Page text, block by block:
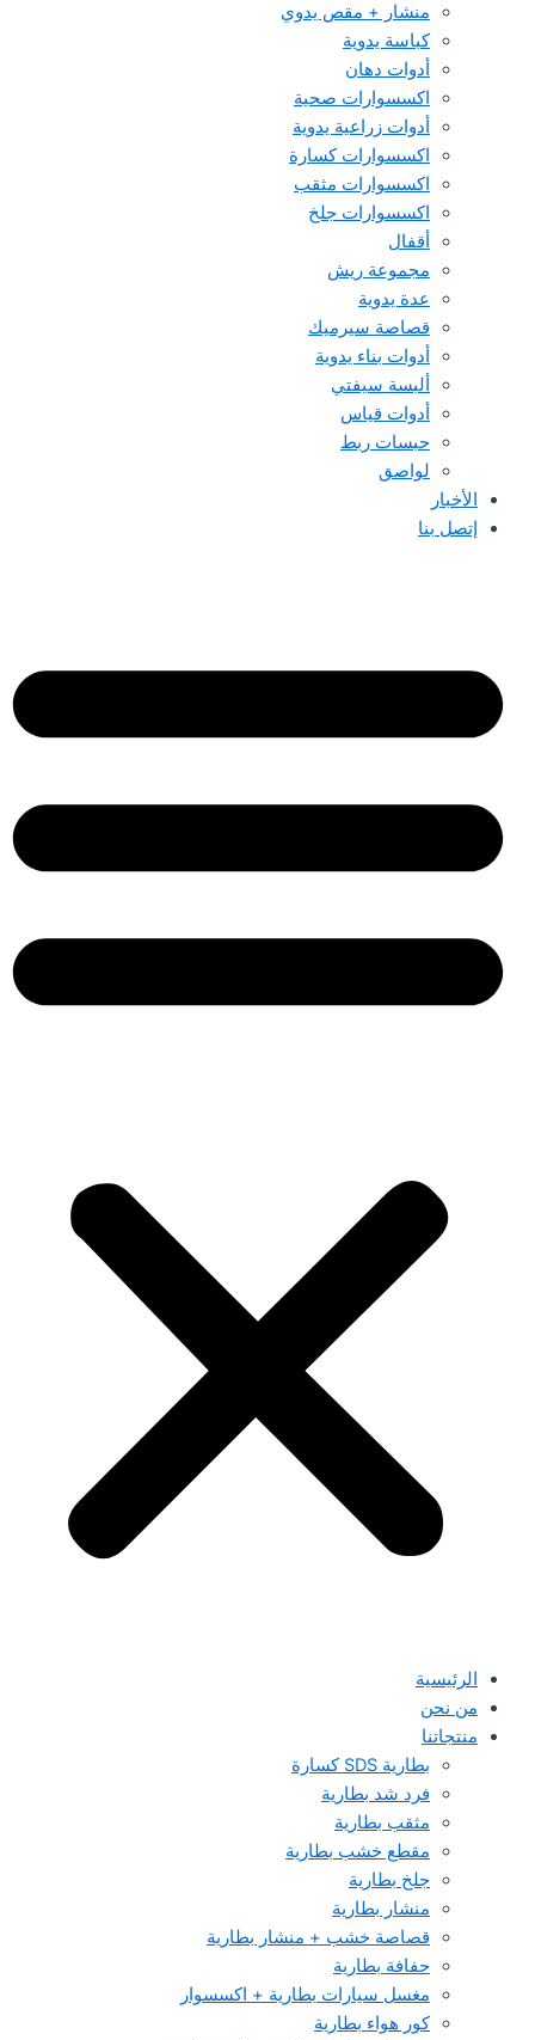
منشار + مقص يدوي
كباسة يدوية
أدوات دهان
اكسسوارات صحية
أدوات زراعية يدوية
اكسسوارات كسارة
اكسسوارات مثقب
اكسسوارات جلخ
أقفال
مجموعة ريش
عدة يدوية
قصاصة سيرميك
أدوات بناء يدوية
ألبسة سيفتي
أدوات قياس
حبسات ربط
لواصق
الأخبار
إتصل بنا
الرئيسية
من نحن
منتجاتنا
بطارية SDS كسارة
فرد شد بطارية
مثقب بطارية
مقطع خشب بطارية
جلخ بطارية
منشار بطارية
قصاصة خشب + منشار بطارية
حفافة بطارية
مغسل سيارات بطارية + اكسسوار
كور هواء بطارية